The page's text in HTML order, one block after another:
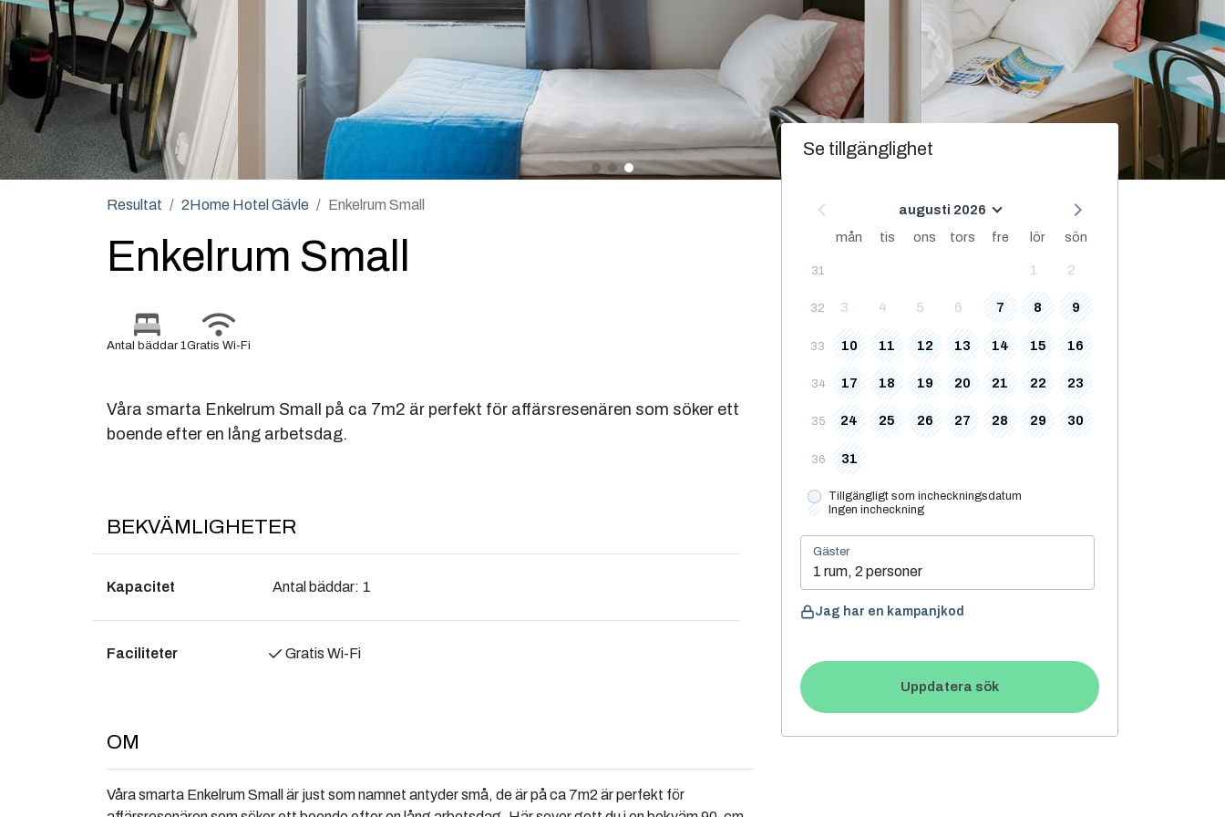
Resultat 2Home Hotel Gävle Enkelrum Small
Enkelrum Small
Antal bäddar 1Gratis Wi-Fi
Våra smarta Enkelrum Small på ca 7m2 är perfekt för affärsresenären som söker ett
boende efter en lång arbetsdag.
BEKVÄMLIGHETER
Kapacitet Antal bäddar: 1
Faciliteter Gratis Wi-Fi
OM
Våra smarta Enkelrum Small är just som namnet antyder små, de är på ca 7m2 är perfekt för
Se tillgänglighet
augusti 2026
mån
tis ons tors fre lör sön
31 1 2
32 3 4 5 6 7 8 9
33 10 11 12 13 14 15 16
34 17 18 19 20 21 22 23
35 24 25 26 27 28 29 30
36 31
Tillgängligt som incheckningsdatum
Ingen incheckning
Gäster
1 rum, 2 personer
Jag har en kampanjkod
Uppdatera sök